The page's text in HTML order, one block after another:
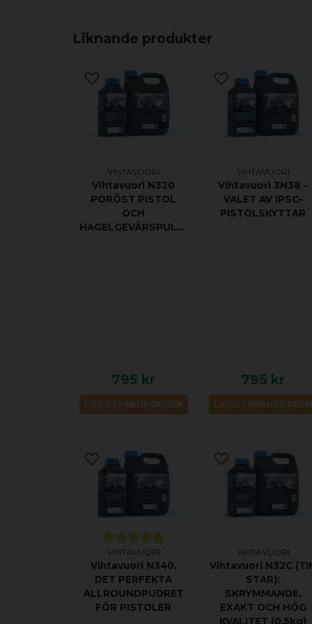
Liknande produkter
VIHTAVUORI
Vihtavuori N320
PORÖST PISTOL
OCH
HAGELGEVÄRSPULVER
795 kr
LÄGG I VARUKORGEN
VIHTAVUORI
Vihtavuori 3N38 -
VALET AV IPSC-
PISTOLSKYTTAR
795 kr
LÄGG I VARUKORGEN
VIHTAVUORI
Vihtavuori N340,
DET PERFEKTA
ALLROUNDPUDRET
FÖR PISTOLER
VIHTAVUORI
Vihtavuori N32C
STAR):
SKRYMMANDE,
EXAKT OCH HÖG
KVALITET (0,5kg)